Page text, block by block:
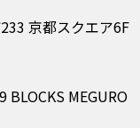
京都スクエア6F
MEGURO